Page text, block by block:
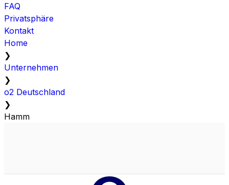
FAQ
Privatsphäre
Kontakt
Home
❯
Unternehmen
❯
o2 Deutschland
❯
Hamm